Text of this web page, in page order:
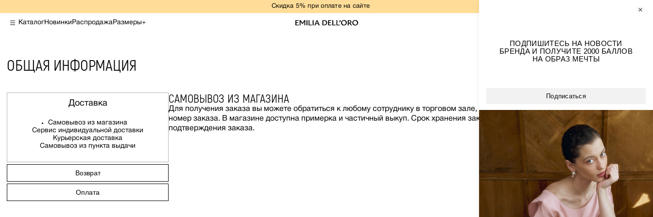
Скидка 5% при оплате на сайте
КаталогНовинки РаспродажаРазмеры+
Личный кабинет
Общая информация
Подарочные карты
НОВАЯ КОЛЛЕКЦИЯ
РАЗМЕРЫ+
ОБРАЗЫ ИЗ БАРХАТА
ВСЕ ПЛАТЬЯ
СВАДЕБНАЯ КОЛЛЕКЦИЯ
КОСТЮМЫ
БЛУЗЫ
ОБЩАЯ ИНФОРМАЦИЯ
Доставка
Самовывоз из магазина
Сервис индивидуальной доставки
Курьерская доставка
Самовывоз из пункта выдачи
Возврат
Оплата
САМОВЫВОЗ ИЗ МАГАЗИНА
Для получения заказа вы можете обратиться к любому сотруднику в торговом зале, выбранного Вами магазина, сообщив ему
номер заказа. В магазине доступна примерка и частичный выкуп. Срок хранения заказа в магазине: 3 дня с момента
подтверждения заказа.
ПОДПИШИТЕСЬ НА НОВОСТИ
БРЕНДА И ПОЛУЧИТЕ 2000 БАЛЛОВ
НА ОБРАЗ МЕЧТЫ
Подписаться